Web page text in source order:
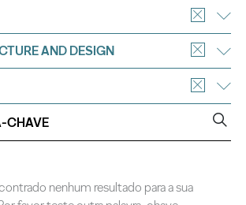
AND DESIGN
nenhum resultado para a sua